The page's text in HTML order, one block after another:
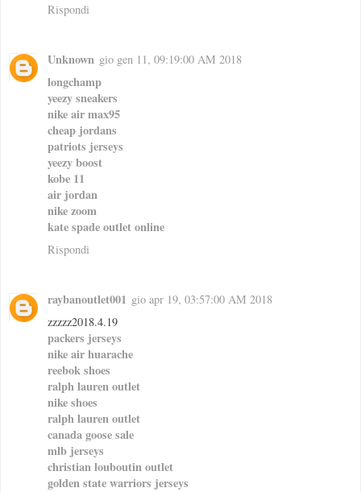
Rispondi
Unknown gio gen 11, 09:19:00 AM 2018
longchamp
yeezy sneakers
nike air max95
cheap jordans
patriots jerseys
yeezy boost
kobe 11
air jordan
nike zoom
kate spade outlet online
Rispondi
raybanoutlet001 gio apr 19, 03:57:00 AM 2018
zzzzz2018.4.19
packers jerseys
nike air huarache
reebok shoes
ralph lauren outlet
nike shoes
ralph lauren outlet
canada goose sale
mlb jerseys
christian louboutin outlet
golden state warriors jerseys